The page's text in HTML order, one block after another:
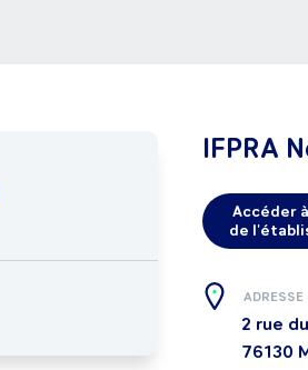
IFPRA
Accéder
de
ADRESSE
2 rue
76130